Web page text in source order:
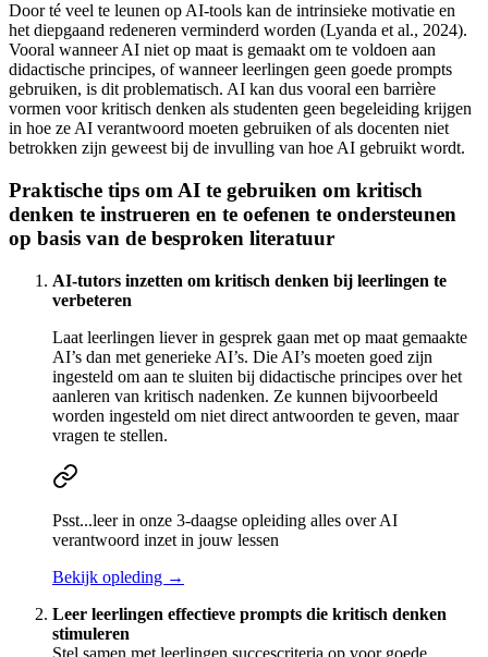
Door té veel te leunen op AI-tools kan de intrinsieke motivatie en
het diepgaand redeneren verminderd worden (Lyanda et al., 2024).
Vooral wanneer AI niet op maat is gemaakt om te voldoen aan
didactische principes, of wanneer leerlingen geen goede prompts
gebruiken, is dit problematisch. AI kan dus vooral een barrière
vormen voor kritisch denken als studenten geen begeleiding krijgen
in hoe ze AI verantwoord moeten gebruiken of als docenten niet
betrokken zijn geweest bij de invulling van hoe AI gebruikt wordt.
Praktische tips om AI te gebruiken om kritisch
denken te instrueren en te oefenen te ondersteunen
op basis van de besproken literatuur
AI-tutors inzetten om kritisch denken bij leerlingen te
verbeteren
Laat leerlingen liever in gesprek gaan met op maat gemaakte
AI’s dan met generieke AI’s. Die AI’s moeten goed zijn
ingesteld om aan te sluiten bij didactische principes over het
aanleren van kritisch nadenken. Ze kunnen bijvoorbeeld
worden ingesteld om niet direct antwoorden te geven, maar
vragen te stellen.
Psst...leer in onze 3-daagse opleiding alles over AI
verantwoord inzet in jouw lessen
Bekijk opleding →
Leer leerlingen effectieve prompts die kritisch denken
stimuleren
Stel samen met leerlingen succescriteria op voor goede